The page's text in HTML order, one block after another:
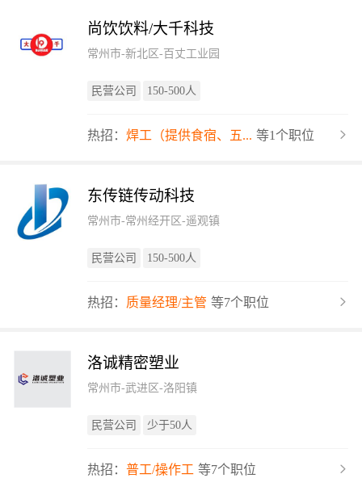
尚饮饮料/大千科技
常州市-新北区-百丈工业园
民营公司 150-500人
热招： 焊工（提供食宿、五... 等1个职位
东传链传动科技
常州市-常州经开区-遥观镇
民营公司 150-500人
热招： 质量经理/主管 等7个职位
洛诚精密塑业
常州市-武进区-洛阳镇
民营公司 少于50人
热招： 普工/操作工 等7个职位